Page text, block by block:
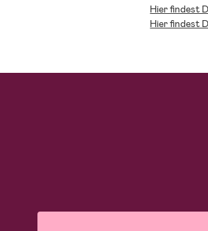
Hier findest
Hier findest